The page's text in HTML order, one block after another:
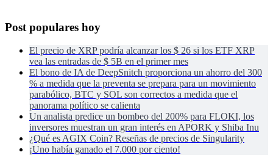
Post populares hoy
El precio de XRP podría alcanzar los $ 26 si los ETF XRP
vea las entradas de $ 5B en el primer mes
El bono de IA de DeepSnitch proporciona un ahorro del 300
% a medida que la preventa se prepara para un movimiento
parabólico, BTC y SOL son correctos a medida que el
panorama político se calienta
Un analista predice un bombeo del 200% para FLOKI, los
inversores muestran un gran interés en APORK y Shiba Inu
¿Qué es AGIX Coin? Reseñas de precios de Singularity
¡Uno había ganado el 7.000 por ciento!